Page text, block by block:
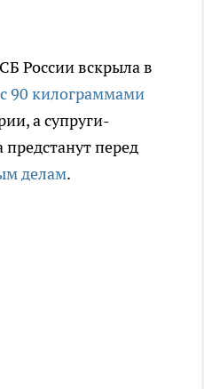
России вскрыла в
90 килограммами
а супруги-
перед
делам.